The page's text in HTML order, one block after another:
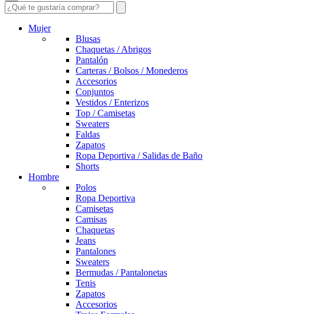
Mujer
Blusas
Chaquetas / Abrigos
Pantalón
Carteras / Bolsos / Monederos
Accesorios
Conjuntos
Vestidos / Enterizos
Top / Camisetas
Sweaters
Faldas
Zapatos
Ropa Deportiva / Salidas de Baño
Shorts
Hombre
Polos
Ropa Deportiva
Camisetas
Camisas
Chaquetas
Jeans
Pantalones
Sweaters
Bermudas / Pantalonetas
Tenis
Zapatos
Accesorios